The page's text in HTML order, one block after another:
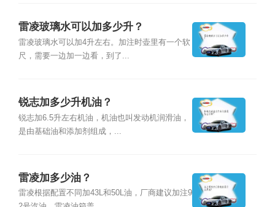
雷凌玻璃水可以加多少升？
雷凌玻璃水可以加4升左右。加注时壶里有一个软
尺，需要一边加一边看，到了...
锐志加多少升机油？
锐志加6.5升左右机油，机油也叫发动机润滑油，
是由基础油和添加剂组成，...
雷凌加多少油？
雷凌根据配置不同加43L和50L油，厂商建议加注9